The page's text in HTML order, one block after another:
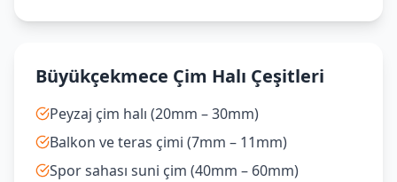
Büyükçekmece Çim Halı Çeşitleri
Peyzaj çim halı (20mm – 30mm)
Balkon ve teras çimi (7mm – 11mm)
Spor sahası suni çim (40mm – 60mm)